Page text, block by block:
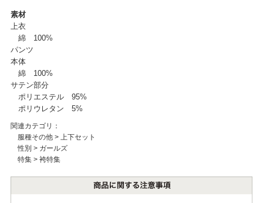
素材
上衣
綿 100%
パンツ
本体
綿 100%
サテン部分
ポリエステル 95%
ポリウレタン 5%
関連カテゴリ：
服種その他>
上下セット
性別 > ガールズ
特集> 袴特集